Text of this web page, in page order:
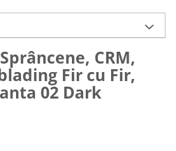
CRM,
Fir cu Fir,
02 Dark